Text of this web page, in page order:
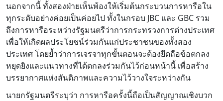
นอกจากนี้ ทั้งสองฝ่ายเห็นพ้องให้เริ่มต้นกระบวนการหารือใน
ทุกระดับอย่างค่อยเป็นค่อยไป ทั้งในกรอบ JBC และ GBC รวม
ถึงการหารือระหว่างรัฐมนตรีว่าการกระทรวงการต่างประเทศ
เพื่อให้เกิดผลประโยชน์ร่วมกันแก่ประชาชนของทั้งสอง
ประเทศ โดยย้ำว่าการเจรจาทุกขั้นตอนจะต้องยึดถือข้อตกลง
หยุดยิงและแนวทางที่ได้ตกลงร่วมกันไว้ก่อนหน้านี้ เพื่อสร้าง
บรรยากาศแห่งสันติภาพและความไว้วางใจระหว่างกัน
นายกรัฐมนตรีระบุว่า การหารือครั้งนี้ถือเป็นสัญญาณเชิงบวก